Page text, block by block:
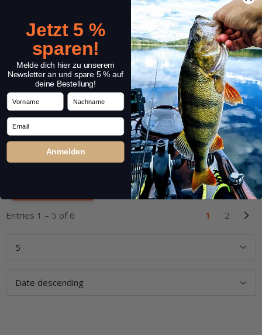
Entries 1 – 5 of 6 1 2
Jetzt 5 %
sparen!
Melde dich hier zu unserem
Newsletter an und spare 5 % auf
deine Bestellung!
Vorname Nachname
Email
Anmelden